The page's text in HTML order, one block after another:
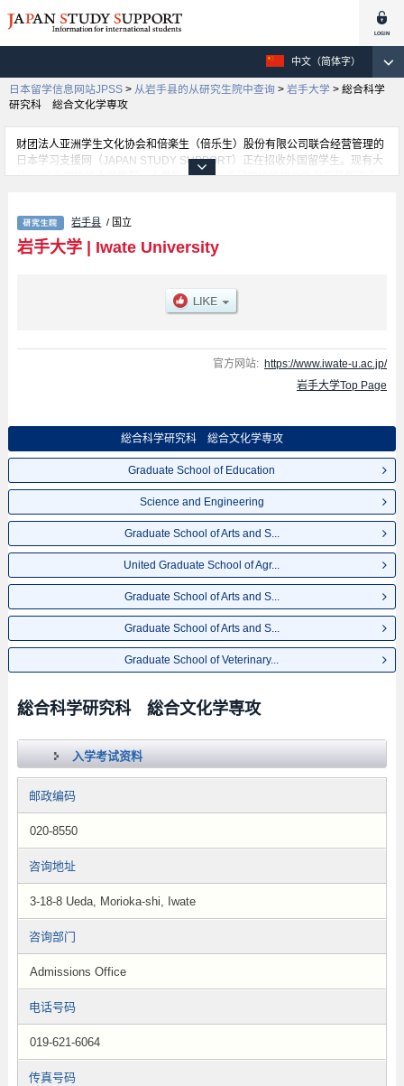
中文（简体字）
日本留学信息网站JPSS > 从岩手县的从研究生院中查询 > 岩手大学 > 総合科学
研究科 総合文化学専攻
财团法人亚洲学生文化协会和倍楽生（倍乐生）股份有限公司联合经营管理的
日本学习支援网（JAPAN STUDY SUPPORT）正在招收外国留学生。现有大
约1300个学校的大学学部、大学院、短大、专门学校的招生信息正登载于此
攻、Graduate School of Education、Science and Engineering、Graduate
School of Arts and Sciences - Division of Agriculture、United Graduate
School of Agricultural Sciences (UGAS)、Graduate School of Arts and
School of Arts and Sciences - Division of Science and Engineering、
Graduate School of Veterinary Sciences等各研究科的不同信息。招收名额、
岩手县 / 国立
岩手大学| Iwate University
官方网站: https://www.iwate-u.ac.jp/
岩手大学Top Page
総合科学研究科 総合文化学専攻
Graduate School of Education
Science and Engineering
Graduate School of Arts and S...
United Graduate School of Agr...
Graduate School of Arts and S...
Graduate School of Arts and S...
Graduate School of Veterinary...
総合科学研究科 総合文化学専攻
入学考试资料
邮政编码
020-8550
咨询地址
3-18-8 Ueda, Morioka-shi, Iwate
咨询部门
Admissions Office
电话号码
019-621-6064
传真号码